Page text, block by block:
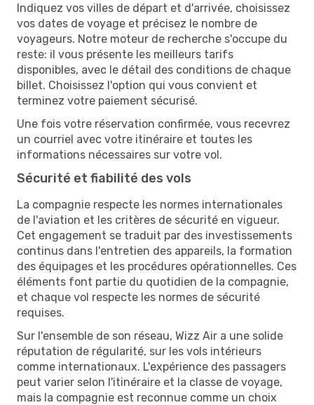
Indiquez vos villes de départ et d'arrivée, choisissez
vos dates de voyage et précisez le nombre de
voyageurs. Notre moteur de recherche s'occupe du
reste: il vous présente les meilleurs tarifs
disponibles, avec le détail des conditions de chaque
billet. Choisissez l'option qui vous convient et
terminez votre paiement sécurisé.
Une fois votre réservation confirmée, vous recevrez
un courriel avec votre itinéraire et toutes les
informations nécessaires sur votre vol.
Sécurité et fiabilité des vols
La compagnie respecte les normes internationales
de l'aviation et les critères de sécurité en vigueur.
Cet engagement se traduit par des investissements
continus dans l'entretien des appareils, la formation
des équipages et les procédures opérationnelles. Ces
éléments font partie du quotidien de la compagnie,
et chaque vol respecte les normes de sécurité
requises.
Sur l'ensemble de son réseau, Wizz Air a une solide
réputation de régularité, sur les vols intérieurs
comme internationaux. L'expérience des passagers
peut varier selon l'itinéraire et la classe de voyage,
mais la compagnie est reconnue comme un choix